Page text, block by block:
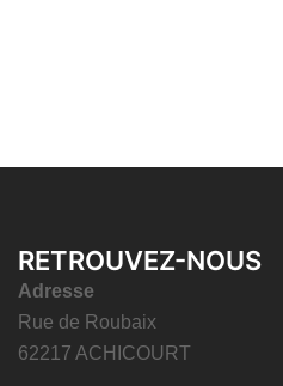
RETROUVEZ-NOUS
Adresse
Rue de Roubaix
62217 ACHICOURT